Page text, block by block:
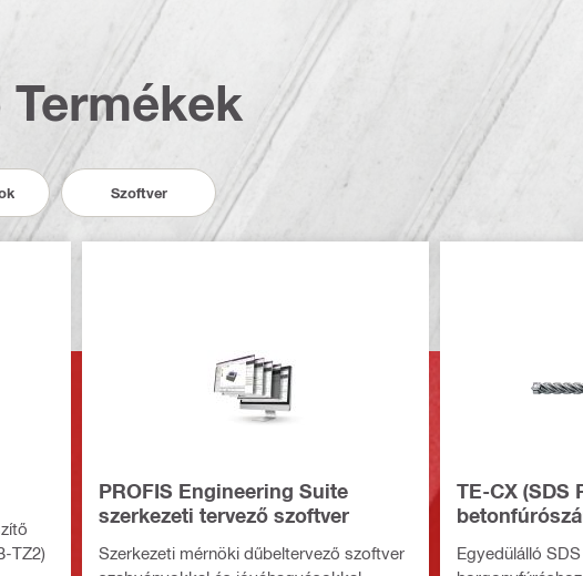
Szoftver
TZ2)
PROFIS Engineering Suite
szerkezeti tervező szoftver
Szerkezeti mérnöki dűbeltervező szoftver
TE-CX (SDS
Egyedülálló